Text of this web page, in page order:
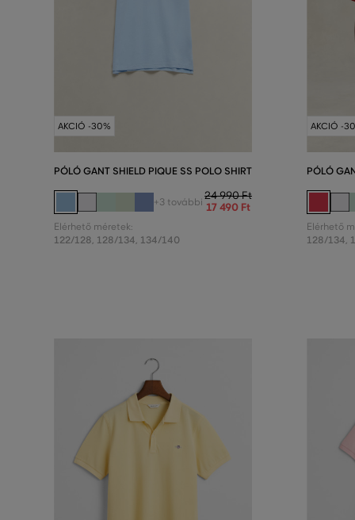
AKCIÓ -30%
PÓLÓ GANT SHIELD PIQUE SS POLO SHIRT
+3 további 24 990 Ft
17 490 Ft
Elérhető méretek:
122/128, 128/134, 134/140
AKCIÓ -
PÓLÓ
Elérhető
128/134,